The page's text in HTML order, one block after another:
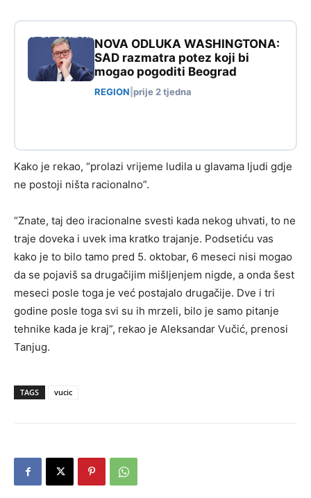
NOVA ODLUKA WASHINGTONA:
SAD razmatra potez koji bi
mogao pogoditi Beograd
REGION prije 2 tjedna
Kako je rekao, “prolazi vrijeme ludila u glavama ljudi gdje
ne postoji ništa racionalno”.
“Znate, taj deo iracionalne svesti kada nekog uhvati, to ne
traje doveka i uvek ima kratko trajanje. Podsetiću vas
kako je to bilo tamo pred 5. oktobar, 6 meseci nisi mogao
da se pojaviš sa drugačijim mišljenjem nigde, a onda šest
meseci posle toga je već postajalo drugačije. Dve i tri
godine posle toga svi su ih mrzeli, bilo je samo pitanje
tehnike kada je kraj”, rekao je Aleksandar Vučić, prenosi
Tanjug.
TAGS vucic